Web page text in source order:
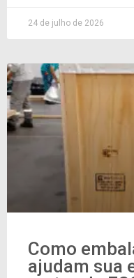
24 de julho de 2026
Como
ajudam sua